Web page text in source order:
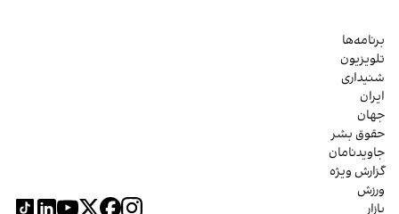
برنامه‌ها
تلویزیون
شنیداری
ایران
جهان
حقوق بشر
جاویدنامان
گزارش ویژه
ورزش
بازار